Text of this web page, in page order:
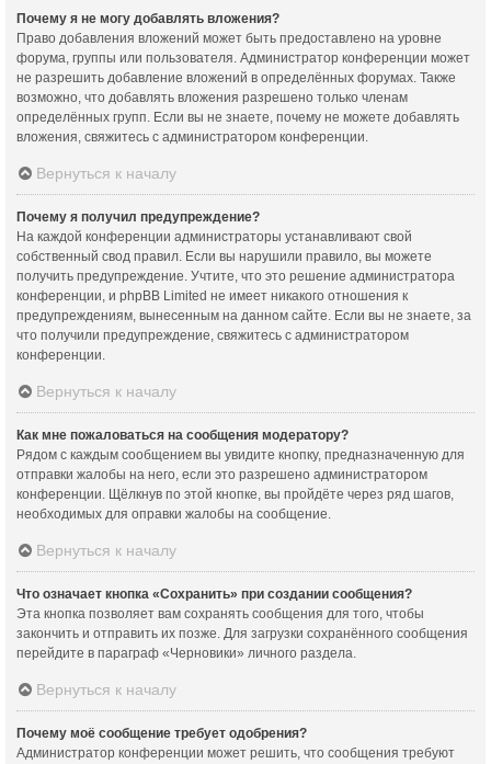
Почему я не могу добавлять вложения?
Право добавления вложений может быть предоставлено на уровне
форума, группы или пользователя. Администратор конференции может
не разрешить добавление вложений в определённых форумах. Также
возможно, что добавлять вложения разрешено только членам
определённых групп. Если вы не знаете, почему не можете добавлять
вложения, свяжитесь с администратором конференции.
Вернуться к началу
Почему я получил предупреждение?
На каждой конференции администраторы устанавливают свой
собственный свод правил. Если вы нарушили правило, вы можете
получить предупреждение. Учтите, что это решение администратора
конференции, и phpBB Limited не имеет никакого отношения к
предупреждениям, вынесенным на данном сайте. Если вы не знаете, за
что получили предупреждение, свяжитесь с администратором
конференции.
Вернуться к началу
Как мне пожаловаться на сообщения модератору?
Рядом с каждым сообщением вы увидите кнопку, предназначенную для
отправки жалобы на него, если это разрешено администратором
конференции. Щёлкнув по этой кнопке, вы пройдёте через ряд шагов,
необходимых для оправки жалобы на сообщение.
Вернуться к началу
Что означает кнопка «Сохранить» при создании сообщения?
Эта кнопка позволяет вам сохранять сообщения для того, чтобы
закончить и отправить их позже. Для загрузки сохранённого сообщения
перейдите в параграф «Черновики» личного раздела.
Вернуться к началу
Почему моё сообщение требует одобрения?
Администратор конференции может решить, что сообщения требуют